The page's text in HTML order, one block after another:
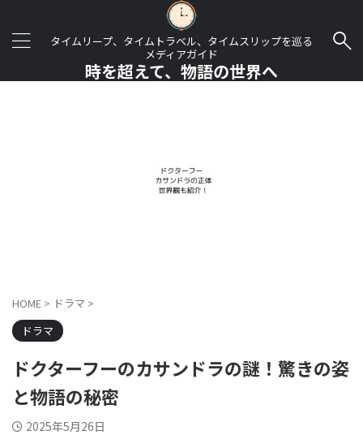
タイムリープ、タイムトラベル、タイムスリップを巡る
メディアガイド
時を超えて、物語の世界へ
HOME > ドラマ >
ドラマ
ドクターフーのカサンドラの謎！驚きの姿
と物語の秘密
2025年5月26日